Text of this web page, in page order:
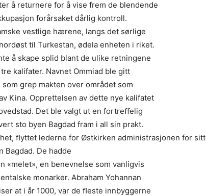
å returnere for å vise frem de blendende
forårsaket dårlig kontroll.
vestlige hærene, langs det sørlige
til Turkestan, ødela enheten i riket.
å skape splid blant de ulike retningene
kalifater. Navnet Ommiad ble gitt
grep makten over området som
Kina. Opprettelsen av dette nye kalifatet
Det ble valgt ut en fortreﬀelig
sto byen Bagdad fram i all sin prakt.
ﬂyttet lederne for Østkirken administrasjonen for sitt
Bagdad. De hadde
«melet», en benevnelse som vanligvis
monarker. Abraham Yohannan
at i år 1000, var de ﬂeste innbyggerne